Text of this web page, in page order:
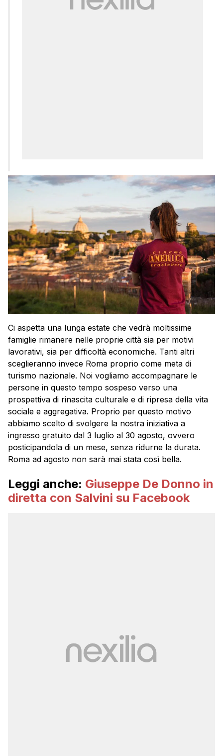
Ci aspetta una lunga estate che vedrà moltissime
famiglie rimanere nelle proprie città sia per motivi
lavorativi, sia per difficoltà economiche. Tanti altri
sceglieranno invece Roma proprio come meta di
turismo nazionale. Noi vogliamo accompagnare le
persone in questo tempo sospeso verso una
prospettiva di rinascita culturale e di ripresa della vita
sociale e aggregativa. Proprio per questo motivo
abbiamo scelto di svolgere la nostra iniziativa a
ingresso gratuito dal 3 luglio al 30 agosto, ovvero
posticipandola di un mese, senza ridurne la durata.
Roma ad agosto non sarà mai stata così bella.
Leggi anche: Giuseppe De Donno in
diretta con Salvini su Facebook